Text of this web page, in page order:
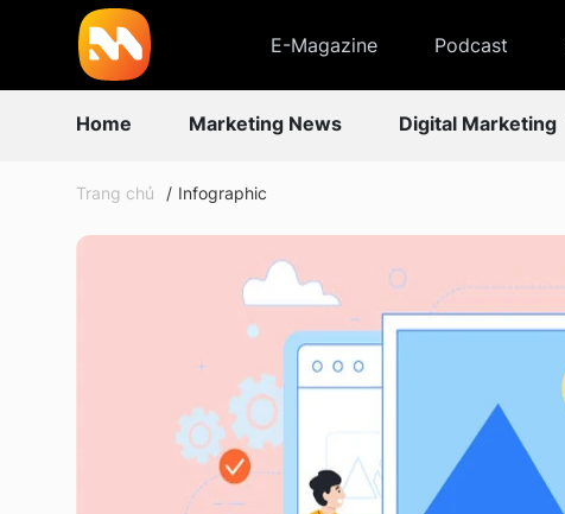
E-Magazine Podcast
Home Marketing News Digital Marketing
Trang chủ Infographic